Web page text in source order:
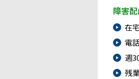
障害
在
電
週
残